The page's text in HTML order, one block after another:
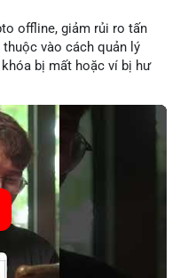
dõi sát dòng tiền xác
trong 24 giờ tới. Quan
để đưa ra quyết định
#aplucban
offline, giảm rủi ro tấn
thuộc vào cách quản lý
bị mất hoặc ví bị hư
như sao lưu khóa và chọn